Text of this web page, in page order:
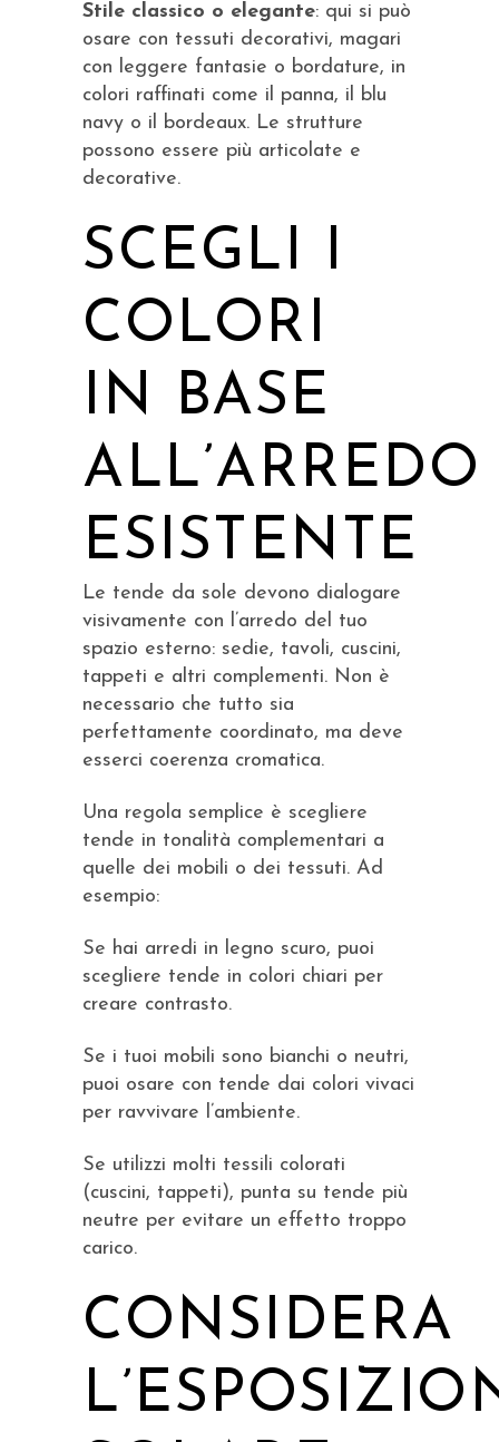
Stile classico o elegante: qui si può
osare con tessuti decorativi, magari
con leggere fantasie o bordature, in
colori raffinati come il panna, il blu
navy o il bordeaux. Le strutture
possono essere più articolate e
decorative.
SCEGLI I
COLORI
IN BASE
ALL’ARREDO
ESISTENTE
Le tende da sole devono dialogare
visivamente con l’arredo del tuo
spazio esterno: sedie, tavoli, cuscini,
tappeti e altri complementi. Non è
necessario che tutto sia
perfettamente coordinato, ma deve
esserci coerenza cromatica.
Una regola semplice è scegliere
tende in tonalità complementari a
quelle dei mobili o dei tessuti. Ad
esempio:
Se hai arredi in legno scuro, puoi
scegliere tende in colori chiari per
creare contrasto.
Se i tuoi mobili sono bianchi o neutri,
puoi osare con tende dai colori vivaci
per ravvivare l’ambiente.
Se utilizzi molti tessili colorati
(cuscini, tappeti), punta su tende più
neutre per evitare un effetto troppo
carico.
CONSIDERA